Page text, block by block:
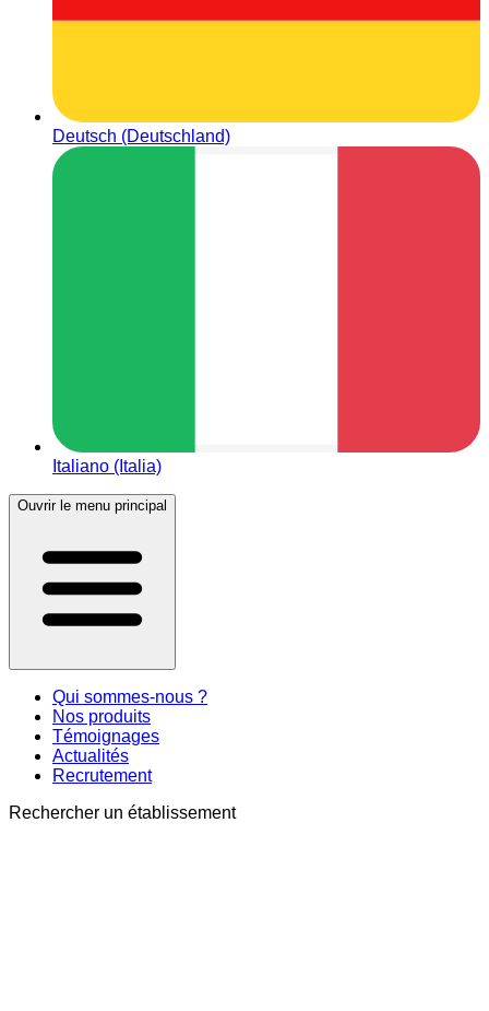
Deutsch (Deutschland)
Italiano (Italia)
Ouvrir le menu principal
Qui sommes-nous ?
Nos produits
Témoignages
Actualités
Recrutement
Rechercher un établissement